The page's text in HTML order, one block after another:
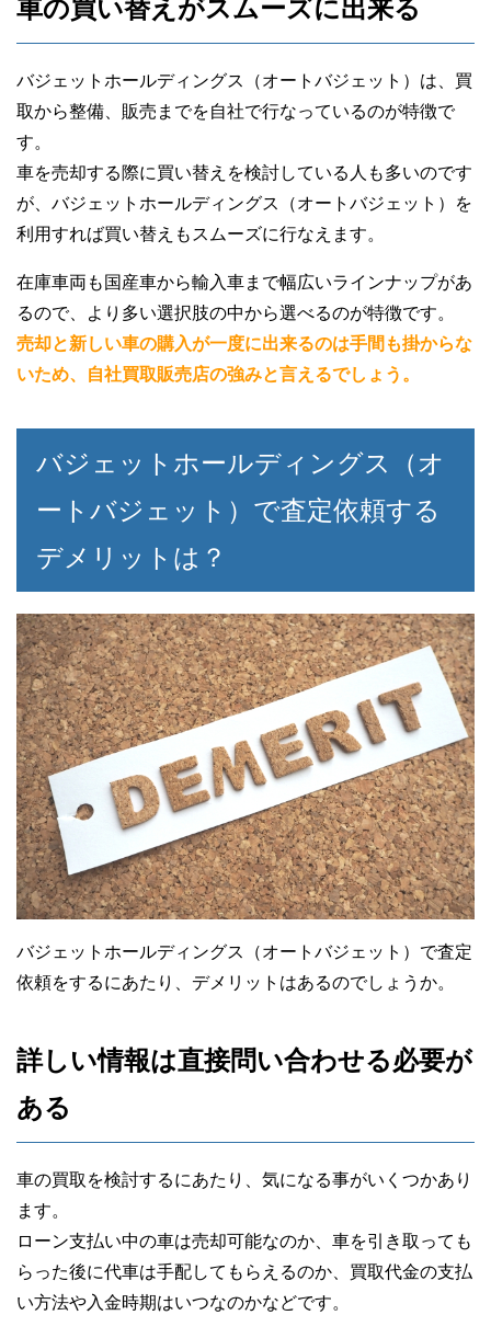
車の買い替えがスムーズに出来る
バジェットホールディングス（オートバジェット）は、買
取から整備、販売までを自社で行なっているのが特徴で
す。
車を売却する際に買い替えを検討している人も多いのです
が、バジェットホールディングス（オートバジェット）を
利用すれば買い替えもスムーズに行なえます。
在庫車両も国産車から輸入車まで幅広いラインナップがあ
るので、より多い選択肢の中から選べるのが特徴です。
売却と新しい車の購入が一度に出来るのは手間も掛からな
いため、自社買取販売店の強みと言えるでしょう。
バジェットホールディングス（オ
ートバジェット）で査定依頼する
デメリットは？
バジェットホールディングス（オートバジェット）で査定
依頼をするにあたり、デメリットはあるのでしょうか。
詳しい情報は直接問い合わせる必要が
ある
車の買取を検討するにあたり、気になる事がいくつかあり
ます。
ローン支払い中の車は売却可能なのか、車を引き取っても
らった後に代車は手配してもらえるのか、買取代金の支払
い方法や入金時期はいつなのかなどです。